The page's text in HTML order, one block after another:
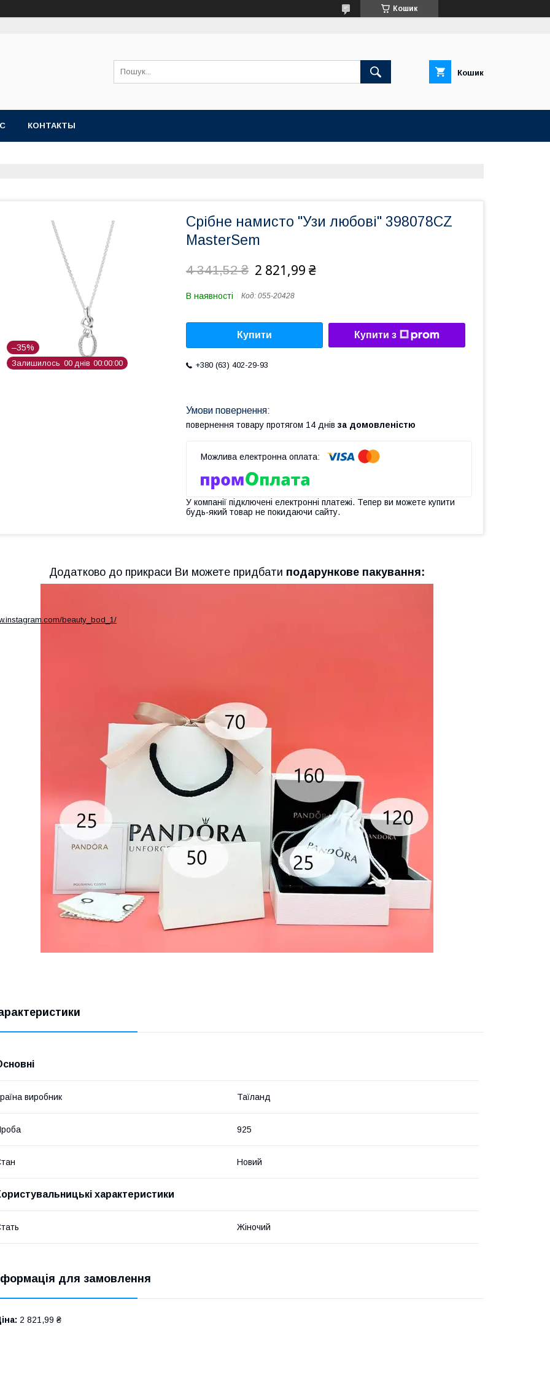
Кошик
Кошик
КОНТАКТЫ
–35%
Залишилось 00 днів 00 00 00
Срібне намисто "Узи любові" 398078CZ
MasterSem
4 341,52 ₴ 2 821,99 ₴
В наявності Код: 055-20428
Купити Купити з
+380 (63) 402-29-93
повернення товару протягом 14 днів за домовленістю
У компанії підключені електронні платежі. Тепер ви можете купити
будь-який товар не покидаючи сайту.
Додатково до прикраси Ви можете придбати подарункове пакування:
виробник Таїланд
925
Новий
характеристики
Жіночий
для замовлення
2 821,99 ₴
beauty_bod_1/